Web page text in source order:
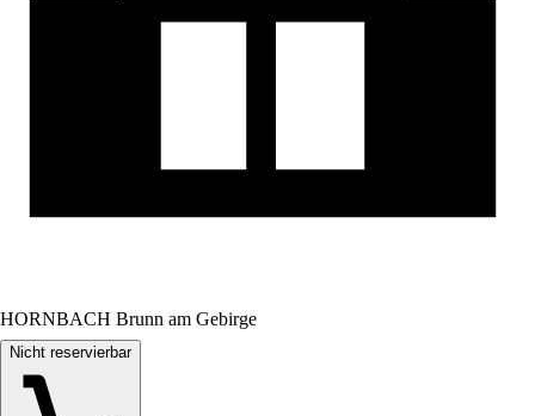
HORNBACH Brunn am Gebirge
Nicht reservierbar